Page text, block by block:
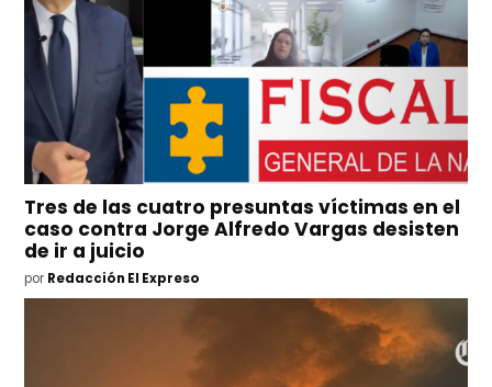
Tres de las cuatro presuntas víctimas en el
caso contra Jorge Alfredo Vargas desisten
de ir a juicio
por Redacción El Expreso